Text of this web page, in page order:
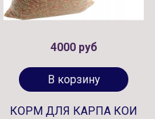
4000 руб
В корзину
КОРМ ДЛЯ КАРПА КОИ